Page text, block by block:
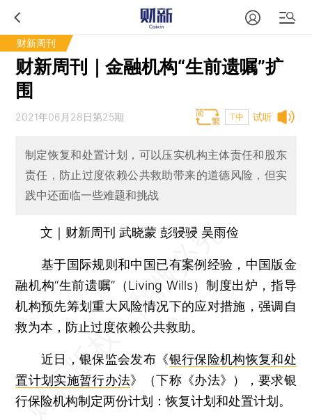
财新周刊
财新周刊｜金融机构“生前遗嘱”扩
围
试听
2021年06月28日第25期 T中
制定恢复和处置计划，可以压实机构主体责任和股东
责任，防止过度依赖公共救助带来的道德风险，但实
践中还面临一些难题和挑战
文｜财新周刊 武晓蒙 彭骎骎 吴雨俭
基于国际规则和中国已有案例经验，中国版金
融机构“生前遗嘱”（Living Wills）制度出炉，指导
机构预先筹划重大风险情况下的应对措施，强调自
救为本，防止过度依赖公共救助。
近日，银保监会发布《银行保险机构恢复和处
置计划实施暂行办法》（下称《办法》），要求银
行保险机构制定两份计划：恢复计划和处置计划。